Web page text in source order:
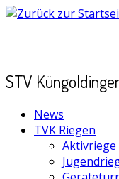
Zum
STV
News
TVK Riegen
Aktivriege